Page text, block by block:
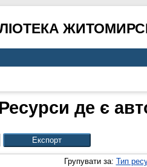
Ресурси де є
Групувати за: Тип